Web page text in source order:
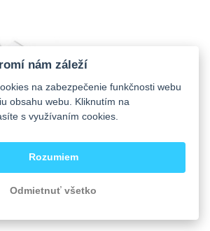
nám záleží
na zabezpečenie funkčnosti webu
obsahu webu. Kliknutím na
s využívaním cookies.
Rozumiem
Odmietnuť všetko